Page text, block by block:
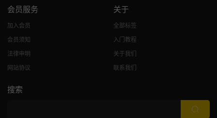
会员服务
加入会员
会员须知
法律申明
网站协议
关于
全部标签
入门教程
关于我们
联系我们
搜索